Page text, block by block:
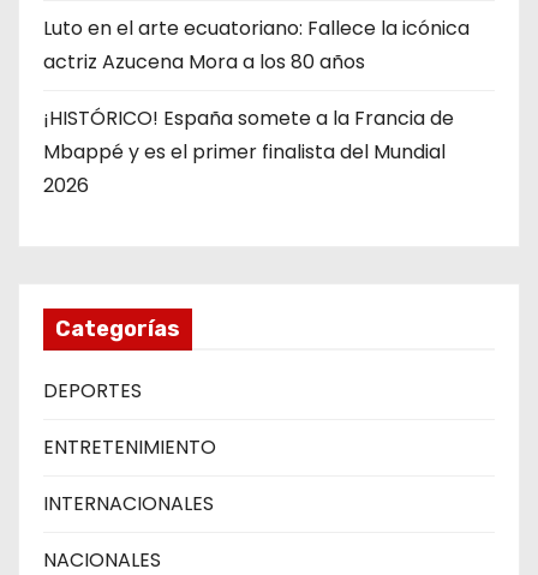
Luto en el arte ecuatoriano: Fallece la icónica
actriz Azucena Mora a los 80 años
¡HISTÓRICO! España somete a la Francia de
Mbappé y es el primer finalista del Mundial
2026
Categorías
DEPORTES
ENTRETENIMIENTO
INTERNACIONALES
NACIONALES